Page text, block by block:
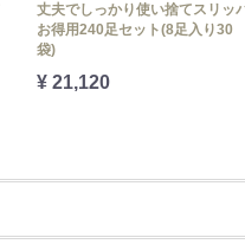
丈夫でしっかり使い捨てスリッ
お得用240足セット(8足入り30
袋)
¥ 21,120